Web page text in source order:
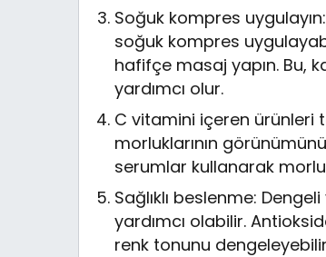
Soğuk kompres
soğuk kompres
hafifçe masaj yapın. Bu,
yardımcı olur.
C vitamini içeren ürünleri
morluklarının
serumlar kullanarak
Sağlıklı beslenme:
yardımcı olabilir.
renk tonunu